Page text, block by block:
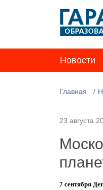
Новости
Главная
23 августа
7 сентября